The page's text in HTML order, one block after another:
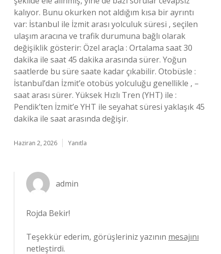
kalıyor. Bunu okurken not aldığım kısa bir ayrıntı
var: İstanbul ile İzmit arası yolculuk süresi , seçilen
ulaşım aracına ve trafik durumuna bağlı olarak
değişiklik gösterir: Özel araçla : Ortalama saat 30
dakika ile saat 45 dakika arasında sürer. Yoğun
saatlerde bu süre saate kadar çıkabilir. Otobüsle :
İstanbul’dan İzmit’e otobüs yolculuğu genellikle , –
saat arası sürer. Yüksek Hızlı Tren (YHT) ile :
Pendik’ten İzmit’e YHT ile seyahat süresi yaklaşık 45
dakika ile saat arasında değişir.
Haziran 2, 2026 Yanıtla
admin
Rojda Bekir!
Teşekkür ederim, görüşleriniz yazının mesajını
netleştirdi.